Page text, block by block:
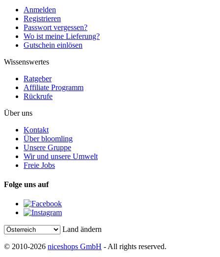
Anmelden
Registrieren
Passwort vergessen?
Wo ist meine Lieferung?
Gutschein einlösen
Wissenswertes
Ratgeber
Affiliate Programm
Rückrufe
Über uns
Kontakt
Über bloomling
Unsere Gruppe
Wir und unsere Umwelt
Freie Jobs
Folge uns auf
Land ändern
© 2010-2026 niceshops GmbH - All rights reserved.